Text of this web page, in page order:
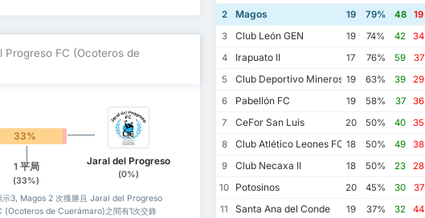
Progreso FC (Ocoteros de
33% 0%
1 平局
(33%)
Jaral del Progreso
(0%)
3, Magos 2 次獲勝且 Jaral del Progreso
de Cuerámaro)之間有1次交鋒
2
Magos 19 79% 48 19
3
Club León GEN 19 74% 42 34
4
Irapuato II 17 76% 59 37
5
Club Deportivo Mineros de Zacatecas II
19 63% 39 29
6
Pabellón FC 19 58% 37 36
7
CeFor San Luis 20 50% 40 35
8
Club Atlético Leones FC 18 50% 49 38
9
Club Necaxa II 18 50% 23 28
10
Potosinos 20 45% 30 37
11
Santa Ana del Conde 19 37% 32 44